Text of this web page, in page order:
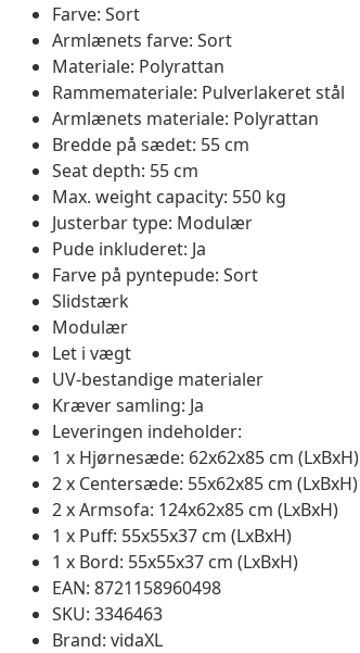
Farve: Sort
Armlænets farve: Sort
Materiale: Polyrattan
Rammemateriale: Pulverlakeret stål
Armlænets materiale: Polyrattan
Bredde på sædet: 55 cm
Seat depth: 55 cm
Max. weight capacity: 550 kg
Justerbar type: Modulær
Pude inkluderet: Ja
Farve på pyntepude: Sort
Slidstærk
Modulær
Let i vægt
UV-bestandige materialer
Kræver samling: Ja
Leveringen indeholder:
1 x Hjørnesæde: 62x62x85 cm (LxBxH)
2 x Centersæde: 55x62x85 cm (LxBxH)
2 x Armsofa: 124x62x85 cm (LxBxH)
1 x Puff: 55x55x37 cm (LxBxH)
1 x Bord: 55x55x37 cm (LxBxH)
EAN: 8721158960498
SKU: 3346463
Brand: vidaXL